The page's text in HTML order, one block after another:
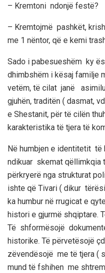
– Kremtoni ndonjë festë?
– Kremtojmë pashkët,
me 1 nëntor, që e kemi
Sado i pabesueshëm ky
dhimbshëm i kësaj familje
vetëm, të cilat janë
gjuhën, traditën ( dasmat,
e Shestanit, për të cilën
karakteristika të tjera të
Në humbjen e identitetit të
ndikuar skemat qëllimkqia
përkryerë nga strukturat
ishte që Tivari ( dikur
ka humbur në rrugicat e
histori e gjurmë shqiptare.
Të shformësojë
historike. Të përvetësojë
zëvendësojë me të tjera (
mund të fshihen me